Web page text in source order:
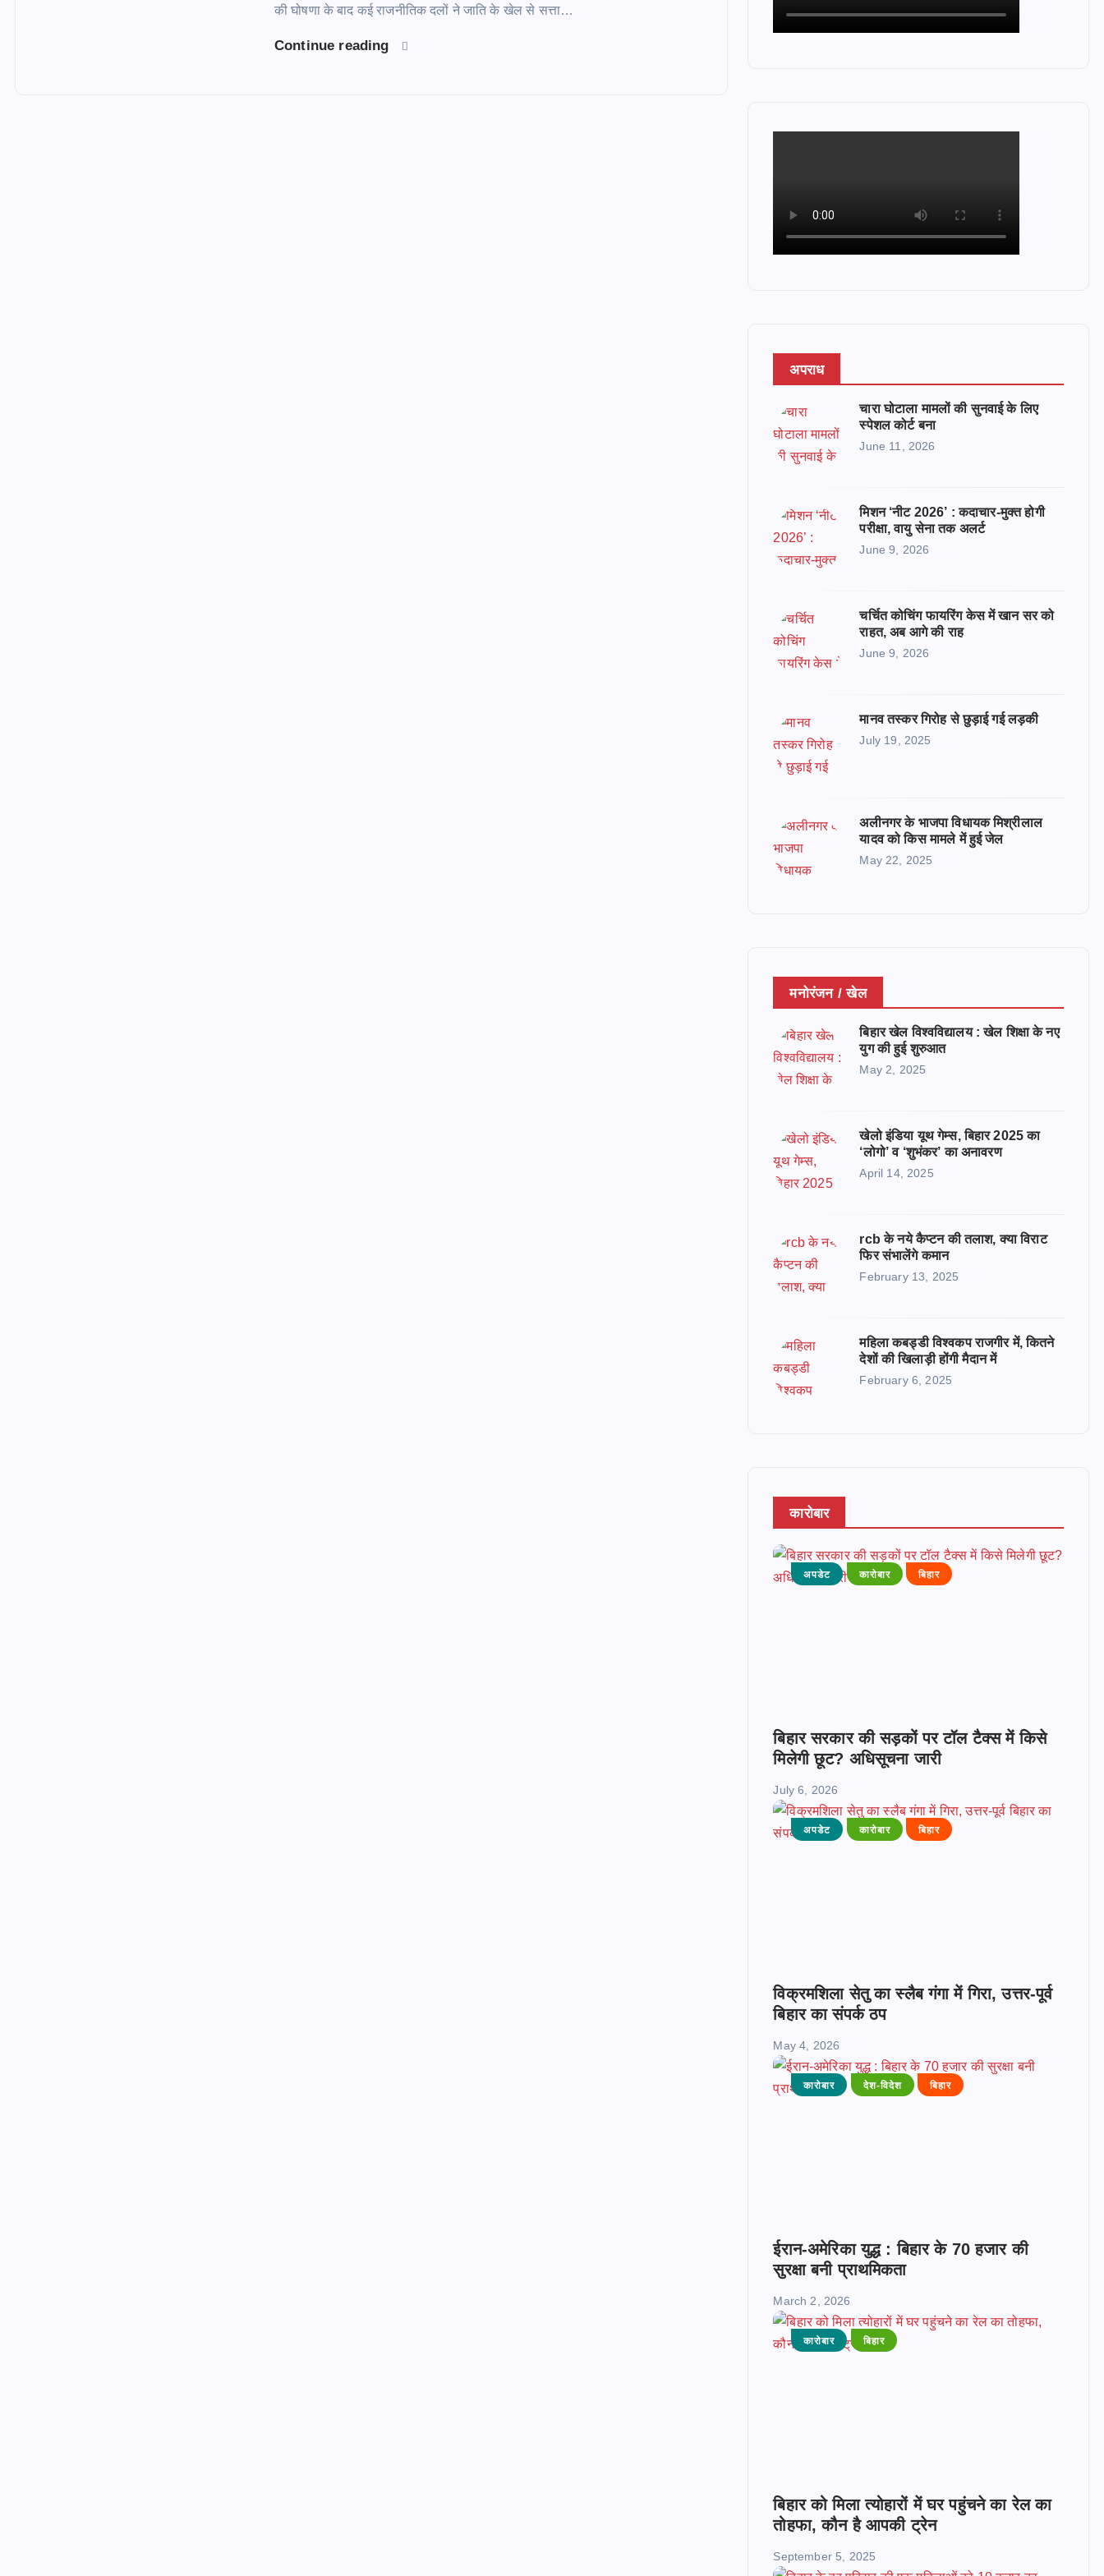
की घोषणा के बाद कई राजनीतिक दलों ने जाति के खेल से सत्ता…
Continue reading
अपराध
चारा घोटाला मामलों की सुनवाई के लिए
स्पेशल कोर्ट बना
June 11, 2026
मिशन ‘नीट 2026’ : कदाचार-मुक्त होगी
परीक्षा, वायु सेना तक अलर्ट
June 9, 2026
चर्चित कोचिंग फायरिंग केस में खान सर को
राहत, अब आगे की राह
June 9, 2026
मानव तस्कर गिरोह से छुड़ाई गई लड़की
July 19, 2025
अलीनगर के भाजपा विधायक मिश्रीलाल
यादव को किस मामले में हुई जेल
May 22, 2025
मनोरंजन / खेल
बिहार खेल विश्वविद्यालय : खेल शिक्षा के नए
युग की हुई शुरुआत
May 2, 2025
खेलो इंडिया यूथ गेम्स, बिहार 2025 का
‘लोगो’ व ‘शुभंकर’ का अनावरण
April 14, 2025
rcb के नये कैप्टन की तलाश, क्या विराट
फिर संभालेंगे कमान
February 13, 2025
महिला कबड्डी विश्वकप राजगीर में, कितने
देशों की खिलाड़ी होंगी मैदान में
February 6, 2025
कारोबार
अपडेट कारोबार बिहार
बिहार सरकार की सड़कों पर टॉल टैक्स में किसे
मिलेगी छूट? अधिसूचना जारी
July 6, 2026
अपडेट कारोबार बिहार
विक्रमशिला सेतु का स्लैब गंगा में गिरा, उत्तर-पूर्व
बिहार का संपर्क ठप
May 4, 2026
कारोबार देश-विदेश बिहार
ईरान-अमेरिका युद्ध : बिहार के 70 हजार की
सुरक्षा बनी प्राथमिकता
March 2, 2026
कारोबार बिहार
बिहार को मिला त्योहारों में घर पहुंचने का रेल का
तोहफा, कौन है आपकी ट्रेन
September 5, 2025